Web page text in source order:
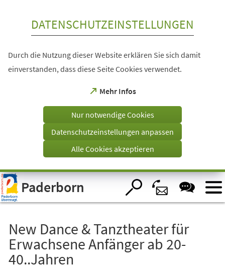
Visuelle
Assistenzsoftware
öffnen.
DATENSCHUTZEINSTELLUNGEN
Durch die Nutzung dieser Website erklären Sie sich damit
einverstanden, dass diese Seite Cookies verwendet.
Mehr Infos
(Öffnet
einem
Tab)
Nur notwendige Cookies
Datenschutzeinstellungen anpassen
Alle Cookies akzeptieren
Paderborn
New Dance & Tanztheater für
Erwachsene Anfänger ab 20-
40..Jahren